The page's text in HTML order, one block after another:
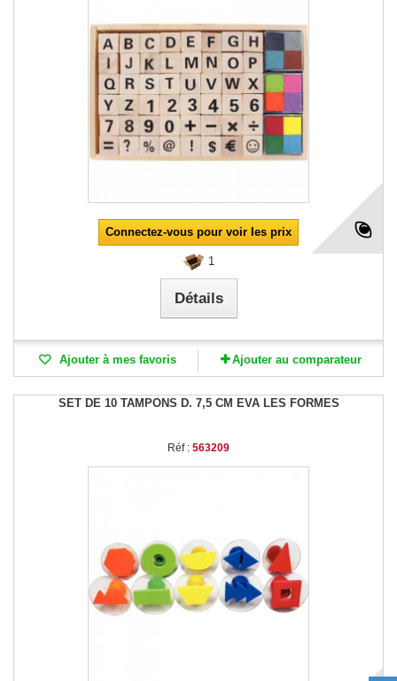
Connectez-vous pour voir les prix
1
Détails
Ajouter à mes favoris Ajouter au comparateur
SET DE 10 TAMPONS D. 7,5 CM EVA LES FORMES
Réf : 563209